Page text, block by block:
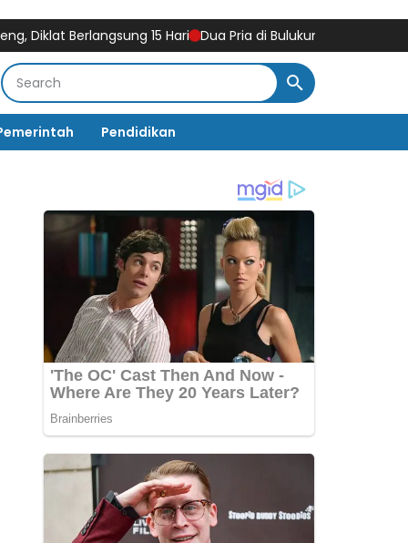
Berlangsung 15 Hari Dua Pria di Bulukumba Diamankan Polisi,
Pendidikan